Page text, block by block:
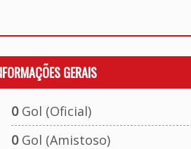
GERAIS
0Gol (Oficial)
0Gol (Amistoso)